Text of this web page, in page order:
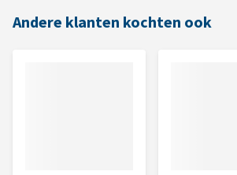
Andere klanten kochten ook